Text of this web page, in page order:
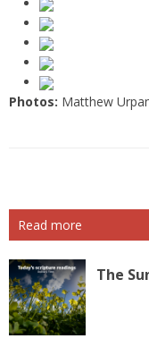
Photos: Matthew
Read more
The